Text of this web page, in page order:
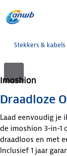
Stekkers & kabels
Imoshion
Draadloze
Laad eenvoudig je
de imoshion 3-in-1
draadloos en met
Inclusief 1 jaar